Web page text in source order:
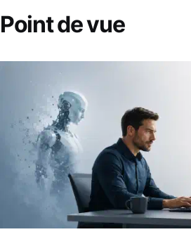
Point de vue